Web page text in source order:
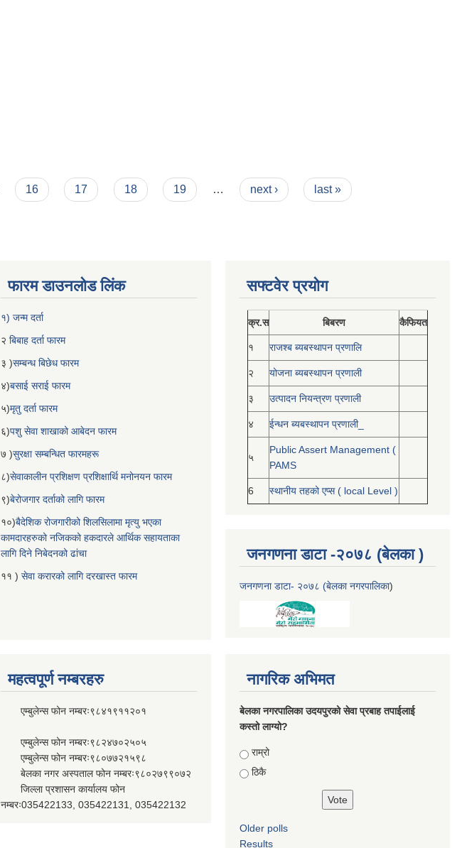
16 17 18 19 … next › last »
फारम डाउनलोड लिंक
१) जन्म दर्ता
२ बिबाह दर्ता फारम
३ )सम्बन्ध बिछेध फारम
४)बसाई सराई फारम
५)मृतु दर्ता फारम
६)पशु सेवा शाखाको आबेदन फारम
७ )सुरक्षा सम्बन्धित फारमहरू
८)सेवाकालीन प्रशिक्षण प्रशिक्षार्थि मनोनयन फारम
९)बेरोजगार दर्ताको लागि फारम
१०)बैदेशिक रोजगारीको शिलसिलामा मृत्यु भएका
कामदारहरुको नजिकको हकदारले आर्थिक सहायताका
लागि दिने निबेदनको ढांचा
११ ) सेवा करारको लागि दरखास्त फारम
सफ्टवेर प्रयोग
क्र.स बिबरण कैफियत
१ राजश्ब ब्यबस्थापन प्रणालि
२ योजना ब्यबस्थापन प्रणाली
३ उत्पादन नियन्त्रण प्रणाली
४ ईन्धन ब्यबस्थापन प्रणाली_
५
Public Assert Management (
PAMS
6 स्थानीय तहको एप्स ( local Level )
जनगणना डाटा -२०७८ (बेलका )
जनगणना डाटा- २०७८ (बेलका नगरपालिका)
महत्वपूर्ण नम्बरहरु
एम्बुलेन्स फोन नम्बरः९८४१९११२०१
एम्बुलेन्स फोन नम्बरः९८२४७०२५०५
एम्बुलेन्स फोन नम्बरः९८०७७२१५९८
बेलका नगर अस्पताल फोन नम्बरः९८०२७९९०७२
जिल्ला प्रशासन कार्यालय फोन
नम्बरः035422133, 035422131, 035422132
नागरिक अभिमत
बेलका नगरपालिका उदयपुरको सेवा प्रबाह तपाईलाई
कस्तो लाग्यो?
Choices
राम्रो
ठिकै
Older polls
Results